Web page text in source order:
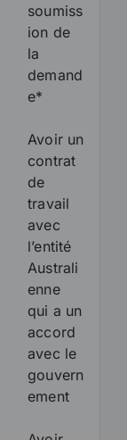
soumiss
ion de
la
demand
e*
Avoir un
contrat
de
travail
avec
l’entité
Australi
enne
qui a un
accord
avec le
gouvern
ement